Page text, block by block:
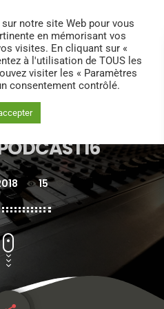
search menu
15
notre site Web pour vous
en mémorisant vos
visites. En cliquant sur «
à l'utilisation de TOUS les
visiter les « Paramètres
consentement contrôlé.